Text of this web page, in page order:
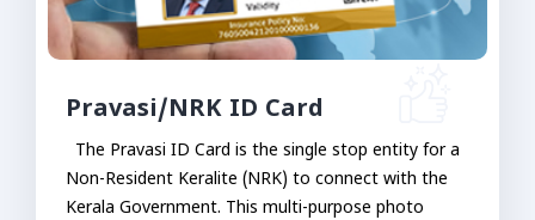
Pravasi/NRK ID Card
The Pravasi ID Card is the single stop entity for a
Non-Resident Keralite (NRK) to connect with the
Kerala Government. This multi-purpose photo